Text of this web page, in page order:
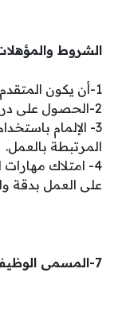
الشروط
1-أن يكون المتقدم قطري الجنسية.
2-الحصول على درجة البكالوريوس في القانون.
3- الإلمام
المرتبطة بالعمل.
4- امتلاك مهارات
على العمل بدقة
7-المسمى الوظيفي: محاسب / مالي